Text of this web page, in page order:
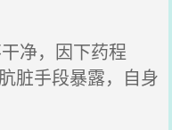
净，因下药程
脏手段暴露，自身